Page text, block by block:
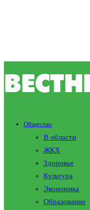
Общество
В области
ЖКХ
Здоровье
Культура
Экономика
Образование